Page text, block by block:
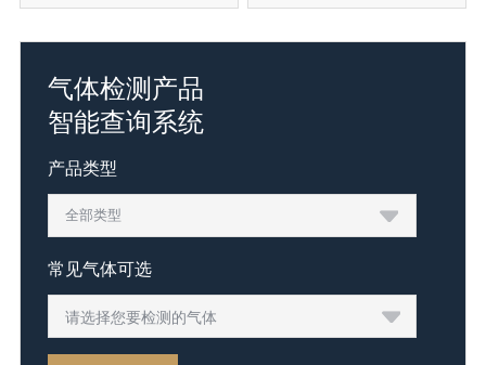
气体检测产品
智能查询系统
产品类型
常见气体可选
请选择您要检测的气体